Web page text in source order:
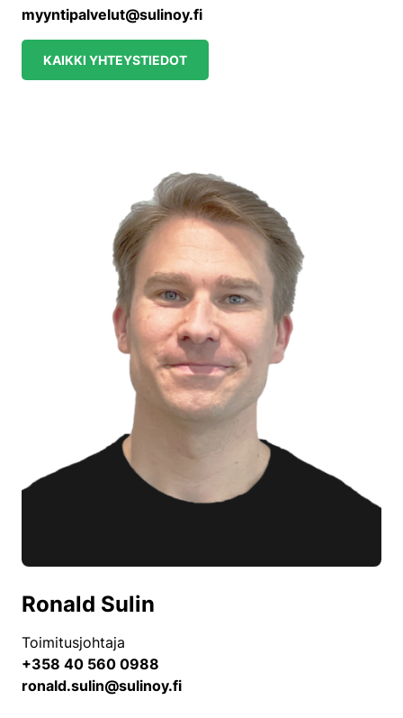
myyntipalvelut@sulinoy.fi
KAIKKI YHTEYSTIEDOT
Ronald Sulin
Toimitusjohtaja
+358 40 560 0988
ronald.sulin@sulinoy.fi